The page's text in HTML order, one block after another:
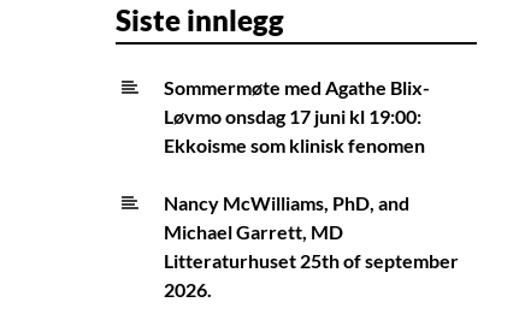
Siste innlegg
Sommermøte med Agathe Blix-
Løvmo onsdag 17 juni kl 19:00:
Ekkoisme som klinisk fenomen
Nancy McWilliams, PhD, and
Michael Garrett, MD
Litteraturhuset 25th of september
2026.